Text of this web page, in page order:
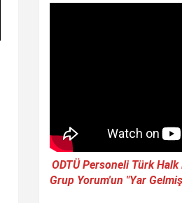
ODTÜ Personeli Türk
Grup Yorum'un "Yar